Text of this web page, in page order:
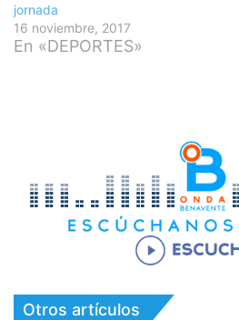
jornada
16 noviembre, 2017
En «DEPORTES»
Otros artículos